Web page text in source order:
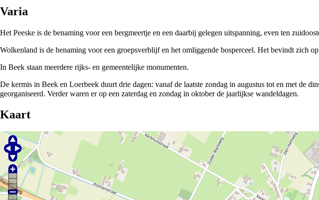
Varia
Het Peeske is de benaming voor een bergmeertje en een daarbij gelegen uitspanning, even ten
Wolkenland is de benaming voor een groepsverblijf en het omliggende bosperceel. Het bevindt zich
In Beek staan meerdere rijks- en gemeentelijke monumenten.
De kermis in Beek en Loerbeek duurt drie dagen: vanaf de laatste zondag in augustus tot en met de
georganiseerd. Verder waren er op een zaterdag en zondag in oktober de jaarlijkse wandeldagen.
Kaart